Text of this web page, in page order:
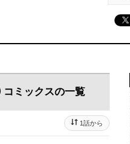
コミックスの一覧
1話から